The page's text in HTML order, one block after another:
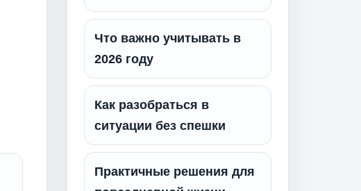
Что важно учитывать в
2026 году
Как разобраться в
ситуации без спешки
Практичные решения для